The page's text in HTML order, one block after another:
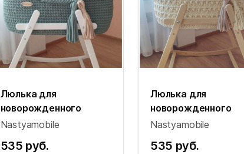
Люлька для
новорожденного
Nastyamobile
535 руб.
Люлька для
новорожденного
Nastyamobile
535 руб.